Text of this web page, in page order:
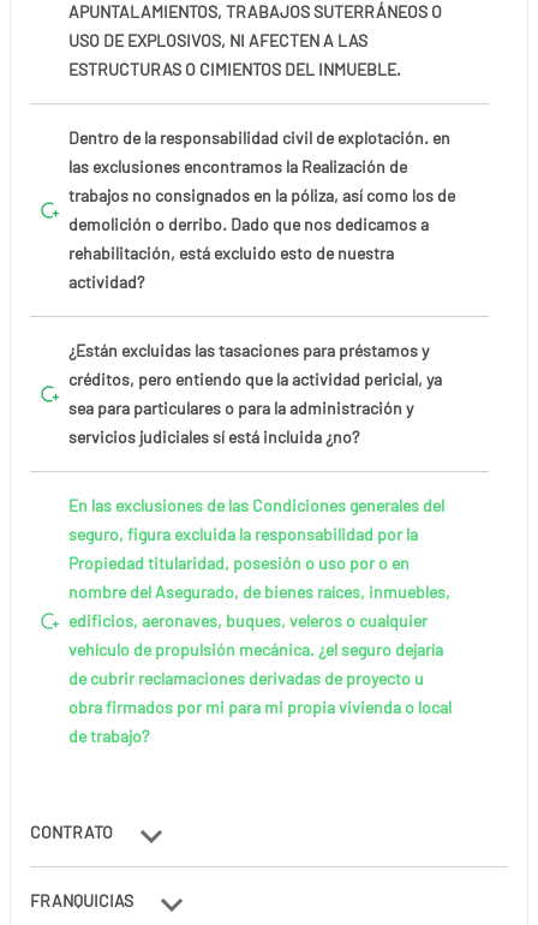
APUNTALAMIENTOS, TRABAJOS SUTERRÁNEOS O
USO DE EXPLOSIVOS, NI AFECTEN A LAS
ESTRUCTURAS O CIMIENTOS DEL INMUEBLE.
Dentro de la responsabilidad civil de explotación. en
las exclusiones encontramos la Realización de
trabajos no consignados en la póliza, así como los de
demolición o derribo. Dado que nos dedicamos a
rehabilitación, está excluido esto de nuestra
actividad?
¿Están excluidas las tasaciones para préstamos y
créditos, pero entiendo que la actividad pericial, ya
sea para particulares o para la administración y
servicios judiciales sí está incluida ¿no?
En las exclusiones de las Condiciones generales del
seguro, figura excluida la responsabilidad por la
Propiedad titularidad, posesión o uso por o en
nombre del Asegurado, de bienes raíces, inmuebles,
edificios, aeronaves, buques, veleros o cualquier
vehículo de propulsión mecánica. ¿el seguro dejaría
de cubrir reclamaciones derivadas de proyecto u
obra firmados por mi para mi propia vivienda o local
de trabajo?
CONTRATO
FRANQUICIAS